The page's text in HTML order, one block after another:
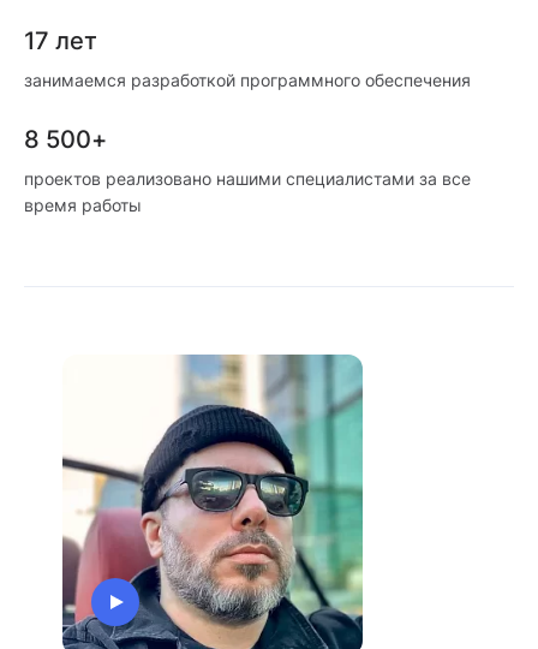
17 лет
занимаемся разработкой программного обеспечения
8 500+
проектов реализовано нашими специалистами за все
время работы